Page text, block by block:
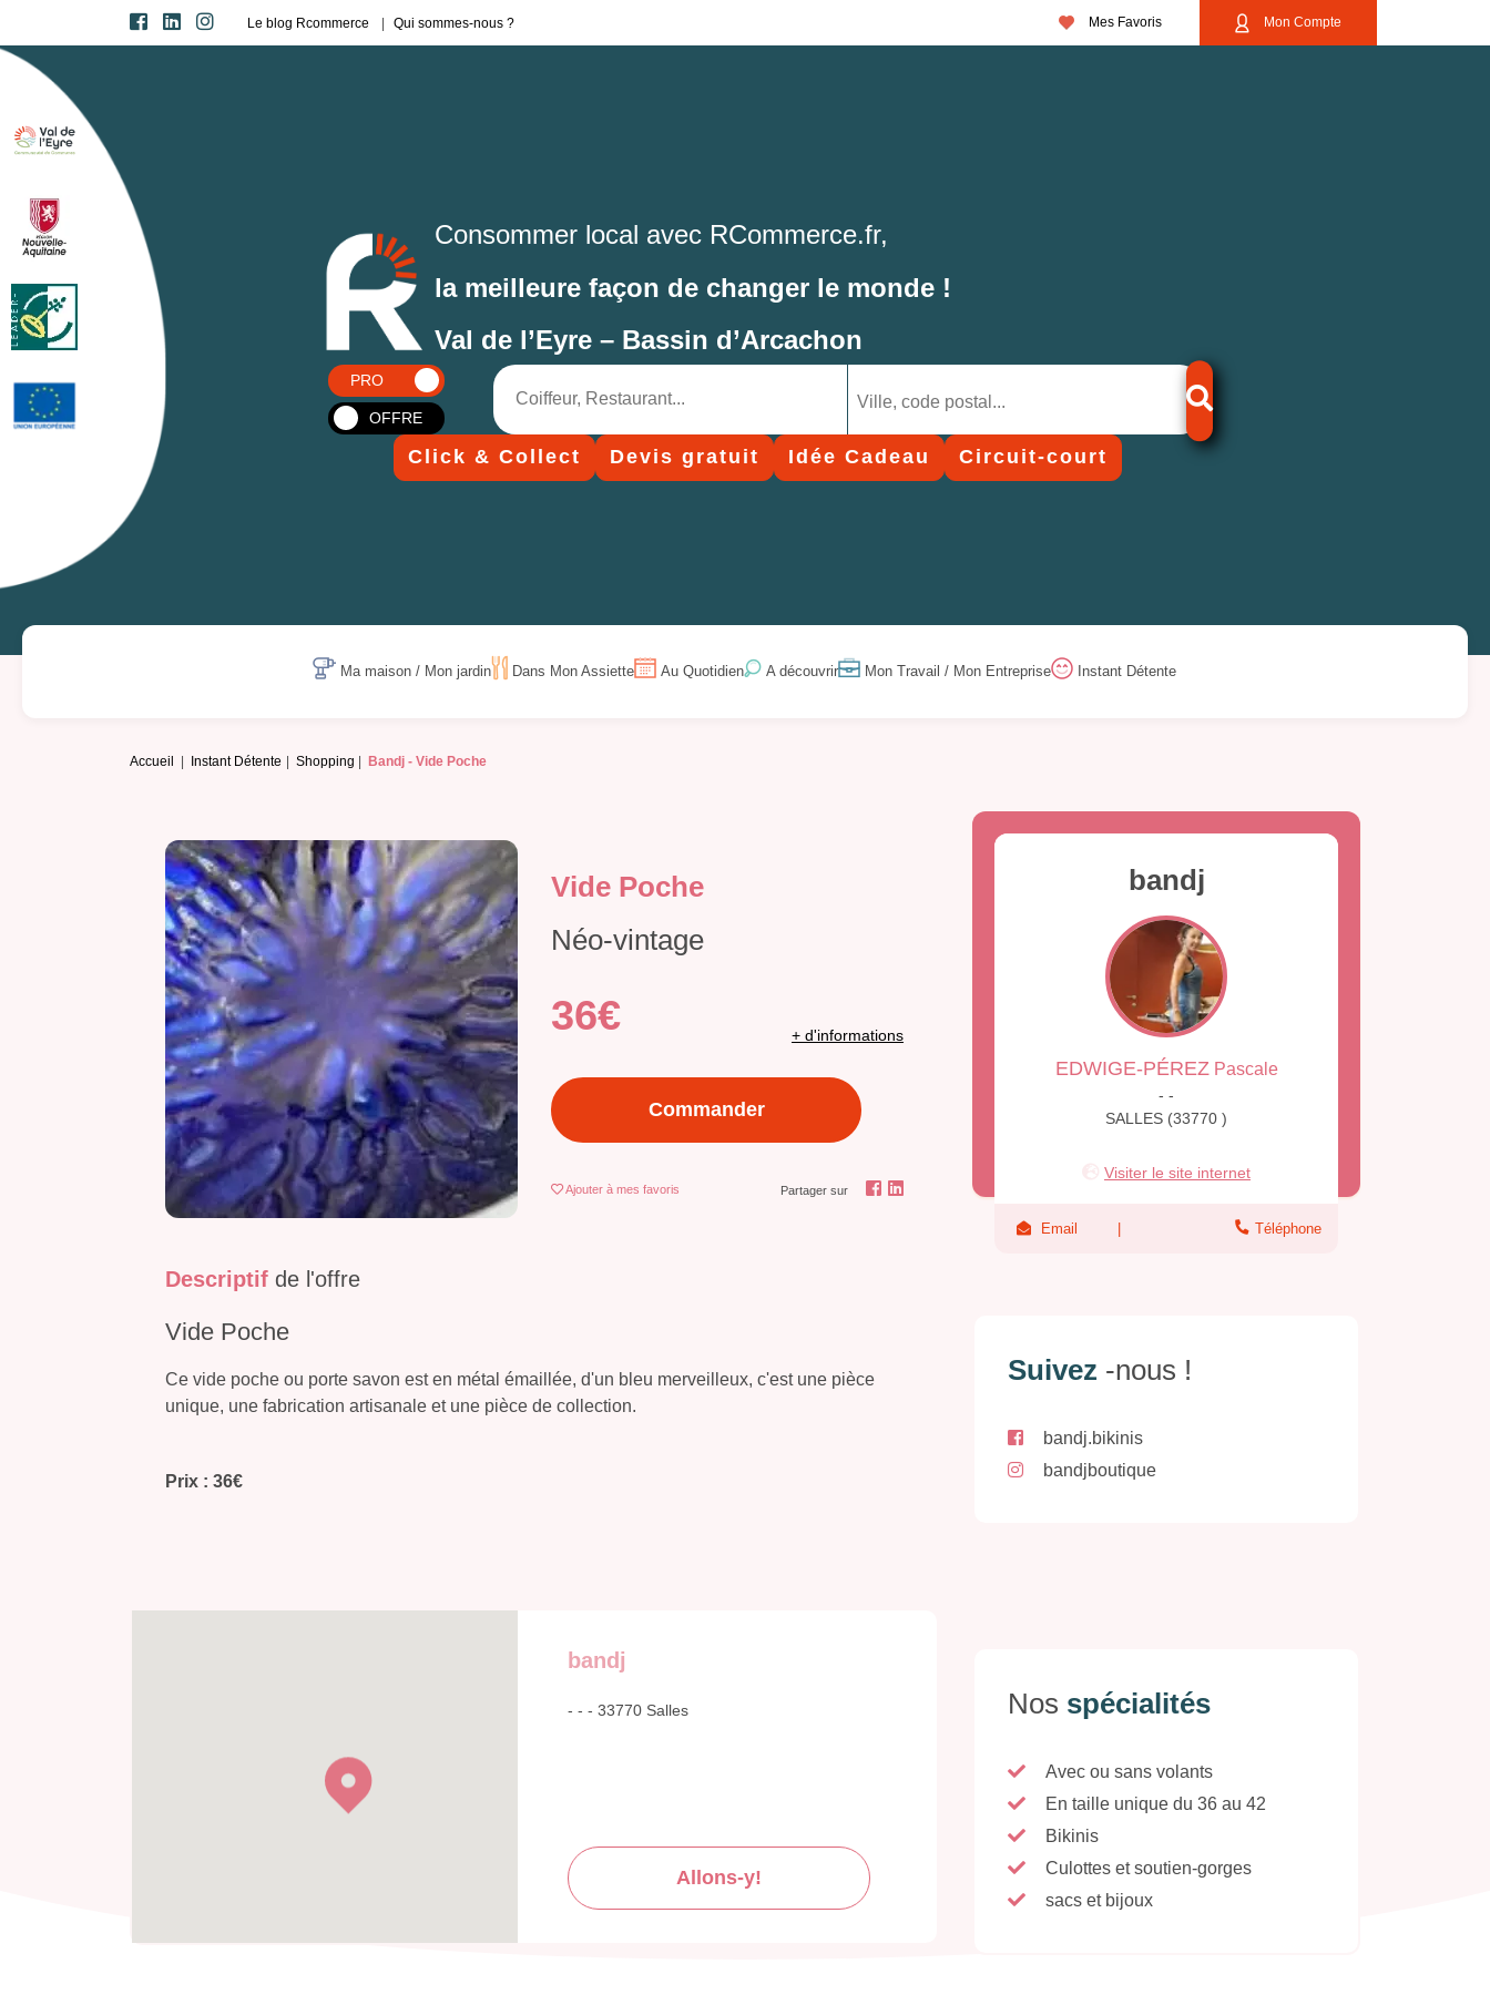
Le blog Rcommerce Qui sommes-nous ? Mes Favoris Mon Compte
Consommer local avec RCommerce.fr,
la meilleure façon de changer le monde !
Val de l’Eyre – Bassin d’Arcachon
PRO
OFFRE
Click & Collect Devis gratuit Idée Cadeau Circuit-court
Ma maison / Mon jardin Dans Mon Assiette Au Quotidien A découvrir Mon Travail / Mon Entreprise Instant Détente
Accueil Instant Détente Shopping Bandj -Vide Poche
Vide Poche
Néo-vintage
36€ + d'informations
Commander
Ajouter à mes favoris Partager sur
Descriptif de l'offre
Vide Poche
Ce vide poche ou porte savon est en métal émaillée, d'un bleu merveilleux, c'est une pièce
unique, une fabrication artisanale et une pièce de collection.
Prix : 36€
bandj
- - - 33770 Salles
Allons-y!
bandj
EDWIGE-PÉREZPascale
- -
SALLES (33770 )
Visiter le site internet
Email Téléphone
Suivez -nous !
bandj.bikinis
bandjboutique
Nos spécialités
Avec ou sans volants
En taille unique du 36 au 42
Bikinis
Culottes et soutien-gorges
sacs et bijoux